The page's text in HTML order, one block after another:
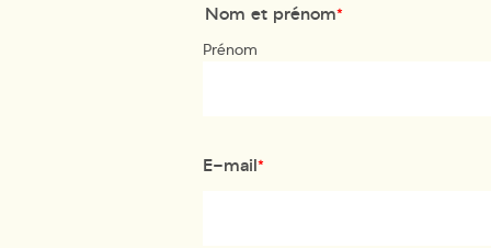
Nom et prénom*
Prénom
E-mail*